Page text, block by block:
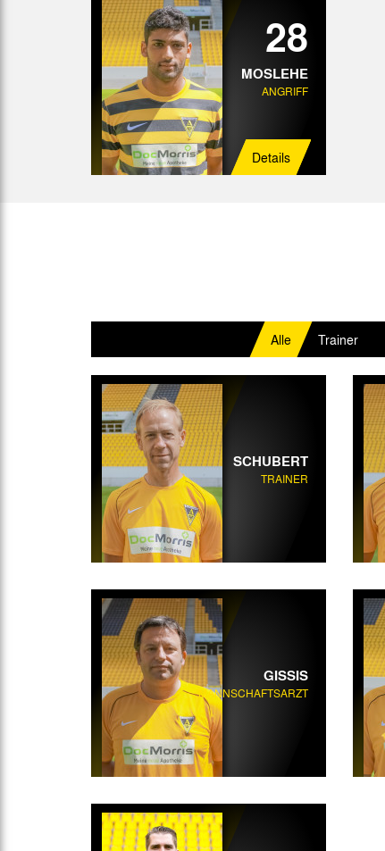
28
MOSLEHE
ANGRIFF
Details
Alle Trainer
SCHUBERT
TRAINER
GISSIS
MANNSCHAFTSARZT